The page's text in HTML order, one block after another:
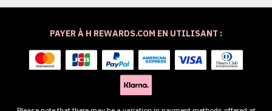
PAYER À H REWARDS.COM EN UTILISANT :